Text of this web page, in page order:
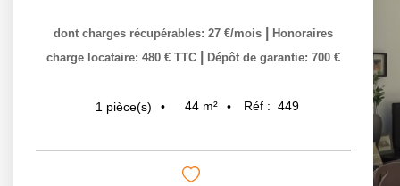
dont charges récupérables: 27 €/mois
Honoraires
charge locataire: 480 € TTC
Dépôt de garantie: 700 €
1 pièce(s) 44 m² Réf : 449